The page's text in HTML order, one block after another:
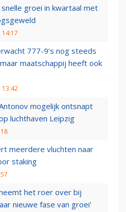
groei in kwartaal met
14:17
777-9’s nog steeds
maatschappij heeft ook
13:42
mogelijk ontsnapt
luchthaven Leipzig
meerdere vluchten naar
staking
het roer over bij
nieuwe fase van groei'